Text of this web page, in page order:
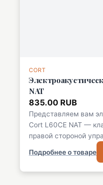
CORT
NAT
835.00 RUB
Представляем вам
Cort L60CE NAT —
правой стороной
Подробнее о товаре